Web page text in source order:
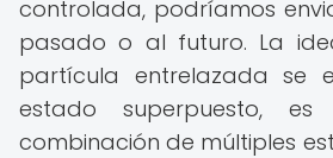
controlada, podríamos
pasado o al futuro. La
partícula entrelazada se
estado superpuesto,
combinación de múltiples